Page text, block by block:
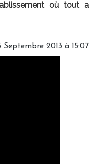
où tout a
2013 à 15:07